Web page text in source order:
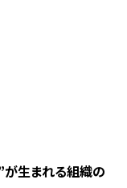
が生まれる組織の